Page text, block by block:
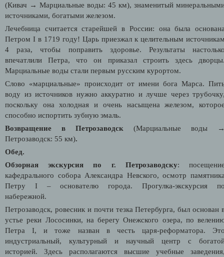
(Кивач → Марциальные воды: 45 км), знаменитый
источниками, богатыми железом.
Лечебница считается старейшей в России: она была
Петром I в 1719 году! Царь приезжал к целительным
4 раза, чтобы поправить здоровье. Результаты
впечатлили Петра, что он приказал строить здесь
Марциальные воды стали первым русским курортом.
Слово «марциальные» происходит от имени бога Марса.
воду из источников нужно аккуратно и лучше через
поскольку она холодная и очень насыщена железом,
способно испортить зубную эмаль.
Возвращение в Петрозаводск (Марциальные воды
Петрозаводск: 55 км).
Обед.
Обзорная экскурсия по г. Петрозаводску:
кафедрального собора Александра Невского, осмотр
Петру I – основателю города. Прогулка-экскурсия
набережной.
Петрозаводск, ровесник и почти тезка Петербурга, был основан
устье реки Лососинки, на берегу Онежского озера, по
Петра I, и тоже назван в честь царя-реформатора.
индустриальный, культурный и научный центр с
историей. Здесь располагаются высшие учебные